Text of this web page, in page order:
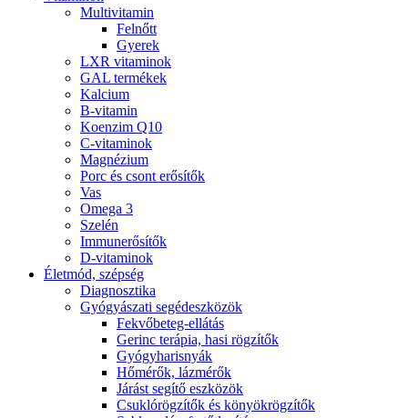
Multivitamin
Felnőtt
Gyerek
LXR vitaminok
GAL termékek
Kalcium
B-vitamin
Koenzim Q10
C-vitaminok
Magnézium
Porc és csont erősítők
Vas
Omega 3
Szelén
Immunerősítők
D-vitaminok
Életmód, szépség
Diagnosztika
Gyógyászati segédeszközök
Fekvőbeteg-ellátás
Gerinc terápia, hasi rögzítők
Gyógyharisnyák
Hőmérők, lázmérők
Járást segítő eszközök
Csuklórögzítők és könyökrögzítők